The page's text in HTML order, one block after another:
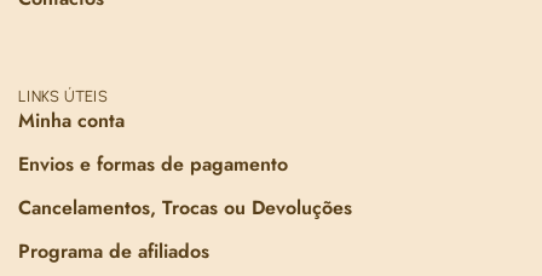
LINKS ÚTEIS
Minha conta
Envios e formas de pagamento
Cancelamentos, Trocas ou Devoluções
Programa de afiliados